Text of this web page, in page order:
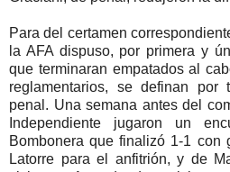
Para del certamen
la AFA dispuso, por primera y
que terminaran empatados al
reglamentarios, se definan por
penal. Una semana antes del
Independiente jugaron un
Bombonera que finalizó 1-1 con
Latorre para el anfitrión, y de